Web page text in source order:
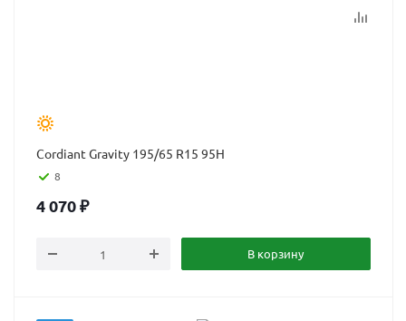
Cordiant Gravity 195/65 R15 95H
8
4 070₽
В корзину